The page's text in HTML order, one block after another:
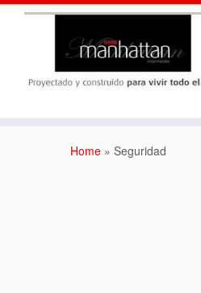
Home » Seguridad